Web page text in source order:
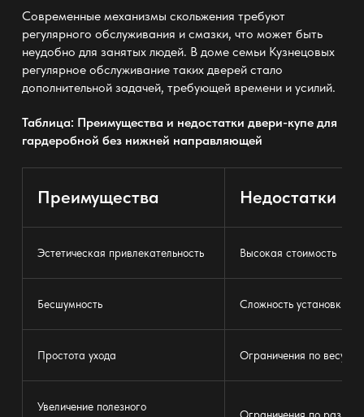
Современные механизмы скольжения требуют
регулярного обслуживания и смазки, что может быть
неудобно для занятых людей. В доме семьи Кузнецовых
регулярное обслуживание таких дверей стало
дополнительной задачей, требующей времени и усилий.
Таблица: Преимущества и недостатки двери-купе для
гардеробной без нижней направляющей
Преимущества Недостатки
Эстетическая привлекательность Высокая стоимость
Бесшумность Сложность установки
Простота ухода Ограничения по весу
Увеличение полезного